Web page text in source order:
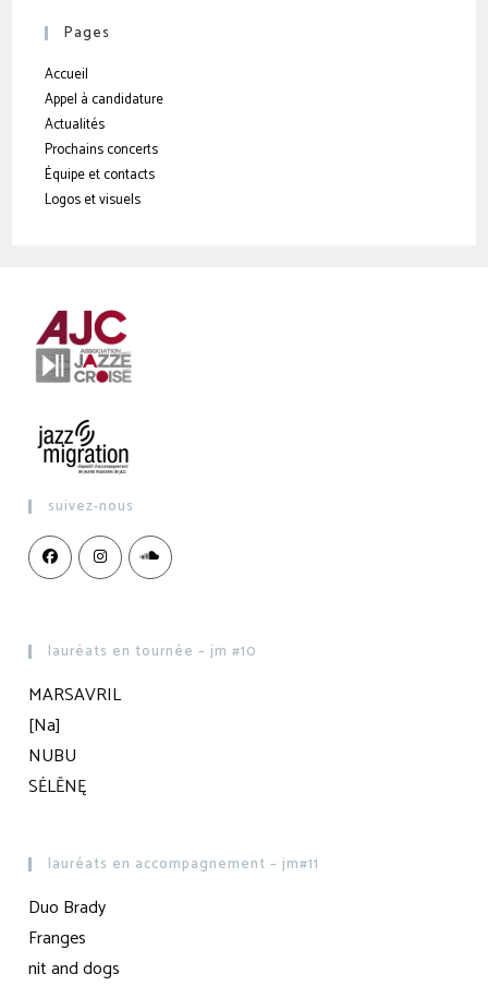
Pages
Accueil
Appel à candidature
Actualités
Prochains concerts
Équipe et contacts
Logos et visuels
suivez-nous
lauréats en tournée – jm #10
MARSAVRIL
[Na]
NUBU
SĖLĒNĘ
lauréats en accompagnement – jm#11
Duo Brady
Franges
nit and dogs